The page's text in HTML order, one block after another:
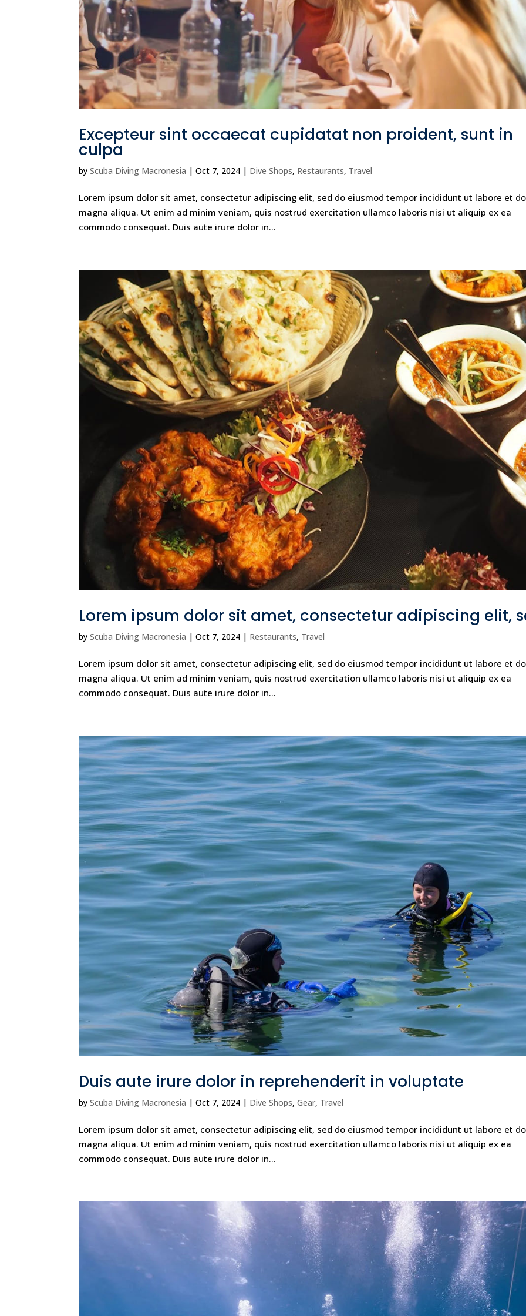
Excepteur sint occaecat cupidatat non proident, sunt in
culpa
byScuba Diving Macronesia |Oct 7, 2024 | Dive Shops, Restaurants, Travel
Lorem ipsum dolor sit amet, consectetur adipiscing elit, sed do eiusmod tempor incididunt ut labore et
magna aliqua. Ut enim ad minim veniam, quis nostrud exercitation ullamco laboris nisi ut aliquip ex ea
commodo consequat. Duis aute irure dolor in...
Lorem ipsum dolor sit amet, consectetur adipiscing elit,
byScuba Diving Macronesia |Oct 7, 2024 | Restaurants, Travel
Lorem ipsum dolor sit amet, consectetur adipiscing elit, sed do eiusmod tempor incididunt ut labore et
magna aliqua. Ut enim ad minim veniam, quis nostrud exercitation ullamco laboris nisi ut aliquip ex ea
commodo consequat. Duis aute irure dolor in...
Duis aute irure dolor in reprehenderit in voluptate
byScuba Diving Macronesia |Oct 7, 2024 | Dive Shops,Gear, Travel
Lorem ipsum dolor sit amet, consectetur adipiscing elit, sed do eiusmod tempor incididunt ut labore et
magna aliqua. Ut enim ad minim veniam, quis nostrud exercitation ullamco laboris nisi ut aliquip ex ea
commodo consequat. Duis aute irure dolor in...